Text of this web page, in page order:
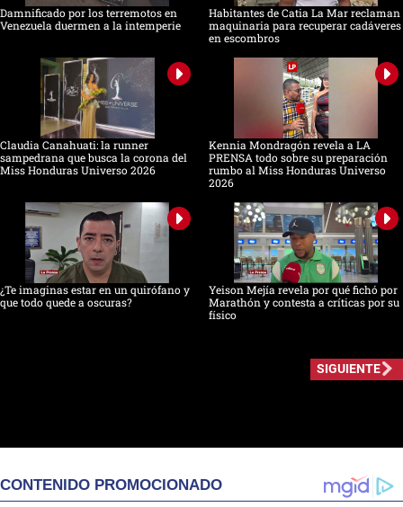
Damnificado por los terremotos en
Venezuela duermen a la intemperie
Habitantes de Catia La Mar reclaman
maquinaria para recuperar cadáveres
en escombros
Claudia Canahuati: la runner
sampedrana que busca la corona del
Miss Honduras Universo 2026
Kennia Mondragón revela a LA
PRENSA todo sobre su preparación
rumbo al Miss Honduras Universo
2026
¿Te imaginas estar en un quirófano y
que todo quede a oscuras?
Yeison Mejía revela por qué fichó por
Marathón y contesta a críticas por su
físico
SIGUIENTE
CONTENIDO PROMOCIONADO